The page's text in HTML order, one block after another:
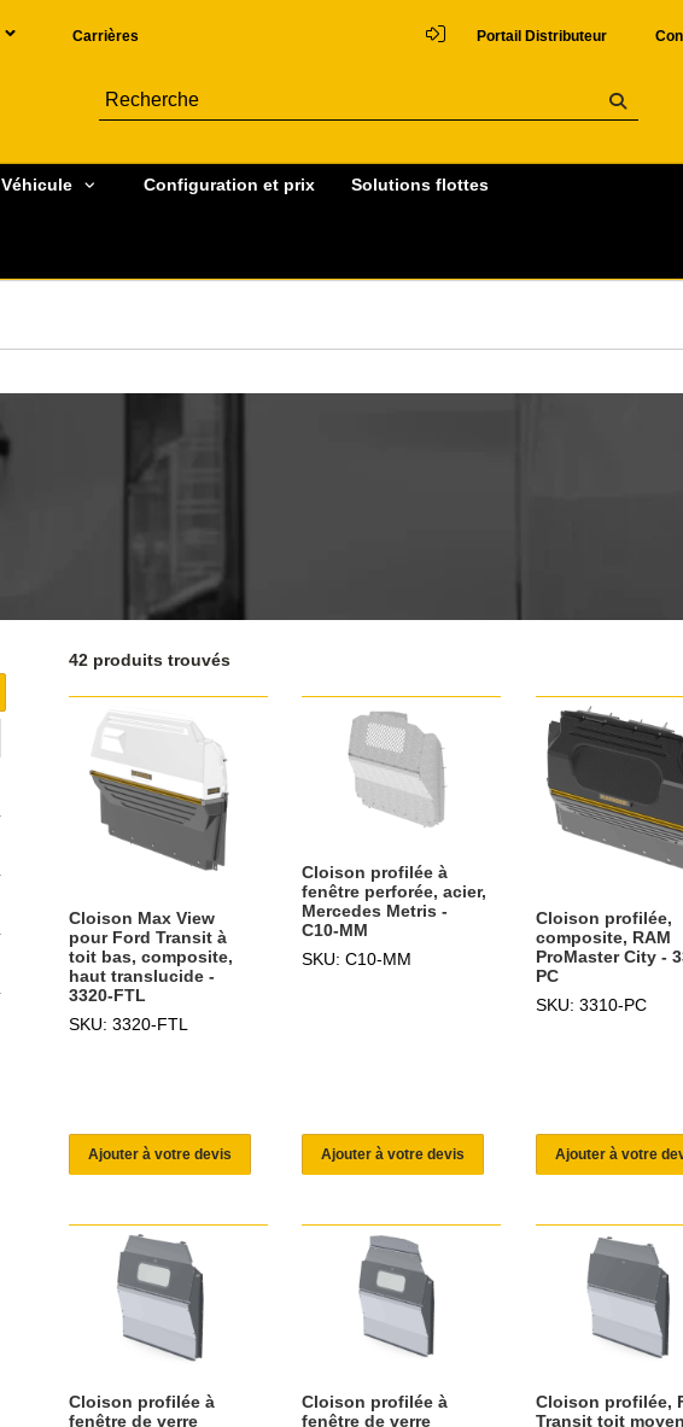
Carrières Portail Distributeur
Véhicule Configuration et prix Solutions flottes
42 produits trouvés
Cloison Max View
pour Ford Transit à
toit bas, composite,
haut translucide -
3320-FTL
SKU: 3320-FTL
Ajouter à votre devis
Cloison profilée à
fenêtre perforée, acier,
Mercedes Metris -
C10-MM
SKU: C10-MM
Ajouter à votre devis
Cloison profilée,
composite, RAM
ProMaster City -
PC
SKU: 3310-PC
Ajouter à votre
Cloison profilée à
fenêtre de verre
Cloison profilée à
fenêtre de verre
Cloison profilée,
Transit toit